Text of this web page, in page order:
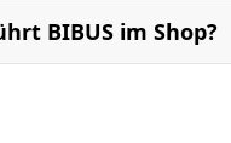
BIBUS im Shop?